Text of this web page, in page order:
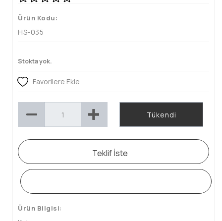
Ürün Kodu:
HS-035
Stokta yok.
Favorilere Ekle
Tükendi
Teklif İste
Ürün Bilgisi: